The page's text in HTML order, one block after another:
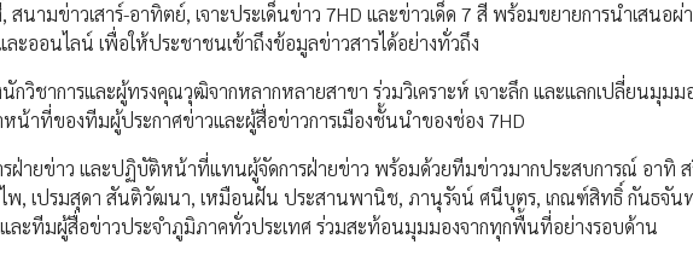
สนามข่าวเสาร์-อาทิตย์, เจาะประเด็นข่าว 7HD และข่าวเด็ด 7 สี พร้อมขยายการนำเสนอผ่
ออนไลน์ เพื่อให้ประชาชนเข้าถึงข้อมูลข่าวสารได้อย่างทั่วถึง
กวิชาการและผู้ทรงคุณวุฒิจากหลากหลายสาขา ร่วมวิเคราะห์ เจาะลึก และแลกเปลี่ยนมุมมอ
น้าที่ของทีมผู้ประกาศข่าวและผู้สื่อข่าวการเมืองชั้นนำของช่อง 7HD
ฝ่ายข่าว และปฏิบัติหน้าที่แทนผู้จัดการฝ่ายข่าว พร้อมด้วยทีมข่าวมากประสบการณ์ อาทิ
พ, เปรมสุดา สันติวัฒนา, เหมือนฝัน ประสานพานิช, ภานุรัจน์ ศนีบุตร, เกณฑ์สิทธิ์ กันธจัน
และทีมผู้สื่อข่าวประจำภูมิภาคทั่วประเทศ ร่วมสะท้อนมุมมองจากทุกพื้นที่อย่างรอบด้าน